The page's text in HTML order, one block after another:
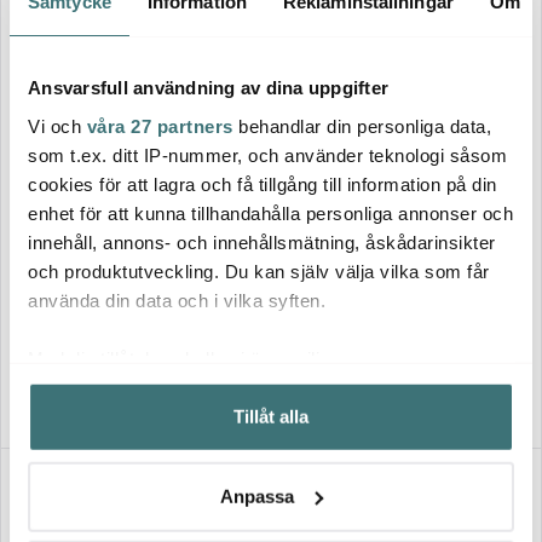
Ansvarsfull användning av dina uppgifter
Vi och våra 27 partners behandlar din personliga data,
som t.ex. ditt IP-nummer, och använder teknologi såsom
cookies för att lagra och få tillgång till information på din
enhet för att kunna tillhandahålla personliga annonser och
innehåll, annons- och innehållsmätning, åskådarinsikter
och produktutveckling. Du kan själv välja vilka som får
använda din data och i vilka syften.
Samla in information om din geografiska plats som
kan ha en noggrannhet på upp till flera meter
Identifiera din enhet genom att aktivt skanna den för
Ta reda på mer om hur dina personliga uppgifter
Tillåt alla
Anpassa
Zwilling
Simplify Grytset 5 delar
Wmf
Provence Plus Grytset 4 delar
med glaslock